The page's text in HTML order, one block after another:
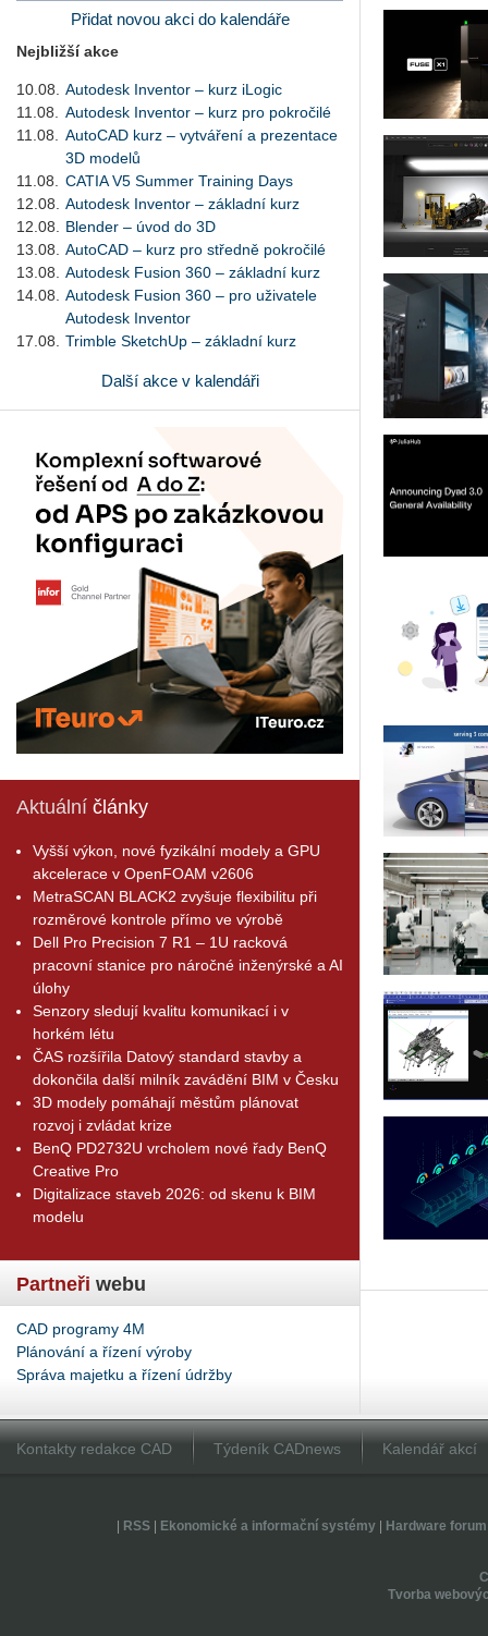
Přidat novou akci do kalendáře
Nejbližší akce
10.08.
Autodesk Inventor – kurz iLogic
11.08.
Autodesk Inventor – kurz pro pokročilé
11.08.
AutoCAD kurz – vytváření a prezentace
3D modelů
11.08.
CATIA V5 Summer Training Days
12.08.
Autodesk Inventor – základní kurz
12.08.
Blender – úvod do 3D
13.08.
AutoCAD – kurz pro středně pokročilé
13.08.
Autodesk Fusion 360 – základní kurz
14.08.
Autodesk Fusion 360 – pro uživatele
Autodesk Inventor
17.08.
Trimble SketchUp – základní kurz
Další akce v kalendáři
Aktuální články
Vyšší výkon, nové fyzikální modely a GPU
akcelerace v OpenFOAM v2606
MetraSCAN BLACK2 zvyšuje flexibilitu při
rozměrové kontrole přímo ve výrobě
Dell Pro Precision 7 R1 – 1U racková
pracovní stanice pro náročné inženýrské a AI
úlohy
Senzory sledují kvalitu komunikací i v
horkém létu
ČAS rozšířila Datový standard stavby a
dokončila další milník zavádění BIM v Česku
3D modely pomáhají městům plánovat
rozvoj i zvládat krize
BenQ PD2732U vrcholem nové řady BenQ
Creative Pro
Digitalizace staveb 2026: od skenu k BIM
modelu
Partneři webu
CAD programy 4M
Plánování a řízení výroby
Správa majetku a řízení údržby
Kontakty redakce CAD Týdeník CADnews Kalendář akcí
RSS| Ekonomické a informační systémy| Hardware forum
Tvorba